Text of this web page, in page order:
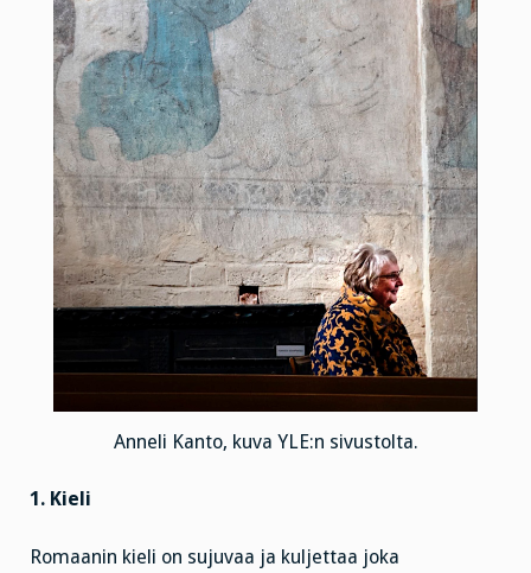
Anneli Kanto, kuva YLE:n sivustolta.
1. Kieli
Romaanin kieli on sujuvaa ja kuljettaa joka